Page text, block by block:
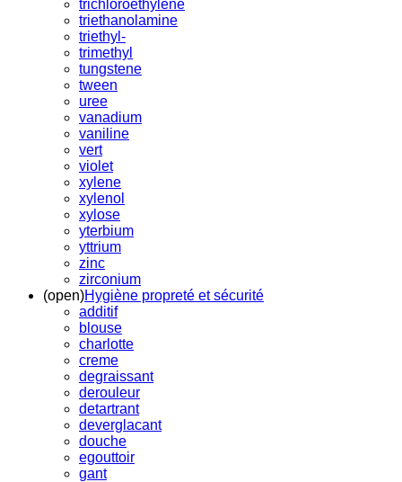
trichloroethylene
triethanolamine
triethyl-
trimethyl
tungstene
tween
uree
vanadium
vaniline
vert
violet
xylene
xylenol
xylose
yterbium
yttrium
zinc
zirconium
(open)Hygiène propreté et sécurité
additif
blouse
charlotte
creme
degraissant
derouleur
detartrant
deverglacant
douche
egouttoir
gant